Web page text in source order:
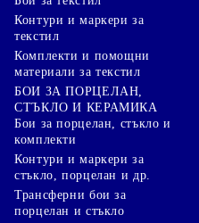
Контури и маркери за
текстил
Комплекти и помощни
материали за текстил
БОИ ЗА ПОРЦЕЛАН,
СТЪКЛО И КЕРАМИКА
Бои за порцелан, стъкло и
комплекти
Контури и маркери за
стъкло, порцелан и др.
Трансферни бои за
порцелан и стъкло